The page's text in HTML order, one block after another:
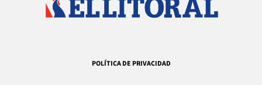
POLÍTICA DE PRIVACIDAD